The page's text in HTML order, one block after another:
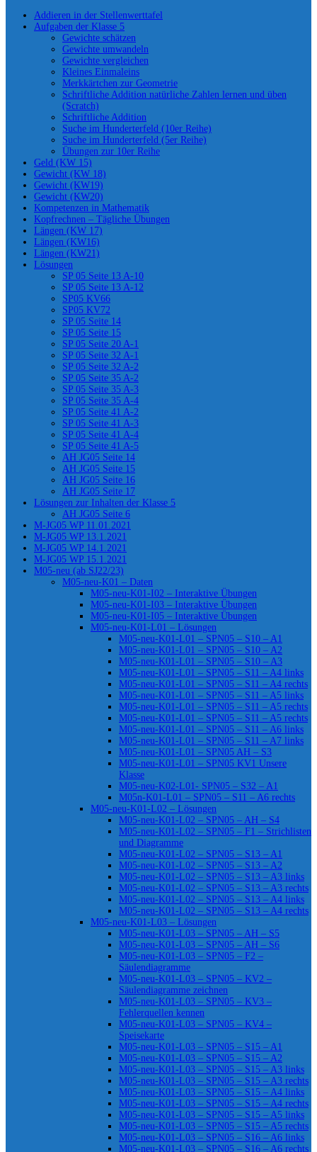
Addieren in der Stellenwerttafel
Aufgaben der Klasse 5
Gewichte schätzen
Gewichte umwandeln
Gewichte vergleichen
Kleines Einmaleins
Merkkärtchen zur Geometrie
Schriftliche Addition natürliche Zahlen lernen und üben
(Scratch)
Schriftliche Addition
Suche im Hunderterfeld (10er Reihe)
Suche im Hunderterfeld (5er Reihe)
Übungen zur 10er Reihe
Geld (KW 15)
Gewicht (KW 18)
Gewicht (KW19)
Gewicht (KW20)
Kompetenzen in Mathematik
Kopfrechnen – Tägliche Übungen
Längen (KW 17)
Längen (KW16)
Längen (KW21)
Lösungen
SP 05 Seite 13 A-10
SP 05 Seite 13 A-12
SP05 KV66
SP05 KV72
SP 05 Seite 14
SP 05 Seite 15
SP 05 Seite 20 A-1
SP 05 Seite 32 A-1
SP 05 Seite 32 A-2
SP 05 Seite 35 A-2
SP 05 Seite 35 A-3
SP 05 Seite 35 A-4
SP 05 Seite 41 A-2
SP 05 Seite 41 A-3
SP 05 Seite 41 A-4
SP 05 Seite 41 A-5
AH JG05 Seite 14
AH JG05 Seite 15
AH JG05 Seite 16
AH JG05 Seite 17
Lösungen zur Inhalten der Klasse 5
AH JG05 Seite 6
M-JG05 WP 11.01.2021
M-JG05 WP 13.1.2021
M-JG05 WP 14.1.2021
M-JG05 WP 15.1.2021
M05-neu (ab SJ22/23)
M05-neu-K01 – Daten
M05-neu-K01-I02 – Interaktive Übungen
M05-neu-K01-I03 – Interaktive Übungen
M05-neu-K01-I05 – Interaktive Übungen
M05-neu-K01-L01 – Lösungen
M05-neu-K01-L01 – SPN05 – S10 – A1
M05-neu-K01-L01 – SPN05 – S10 – A2
M05-neu-K01-L01 – SPN05 – S10 – A3
M05-neu-K01-L01 – SPN05 – S11 – A4 links
M05-neu-K01-L01 – SPN05 – S11 – A4 rechts
M05-neu-K01-L01 – SPN05 – S11 – A5 links
M05-neu-K01-L01 – SPN05 – S11 – A5 rechts
M05-neu-K01-L01 – SPN05 – S11 – A5 rechts
M05-neu-K01-L01 – SPN05 – S11 – A6 links
M05-neu-K01-L01 – SPN05 – S11 – A7 links
M05-neu-K01-L01 – SPN05 AH – S3
M05-neu-K01-L01 – SPN05 KV1 Unsere
Klasse
M05-neu-K02-L01- SPN05 – S32 – A1
M05n-K01-L01 – SPN05 – S11 – A6 rechts
M05-neu-K01-L02 – Lösungen
M05-neu-K01-L02 – SPN05 – AH – S4
M05-neu-K01-L02 – SPN05 – F1 – Strichlisten
und Diagramme
M05-neu-K01-L02 – SPN05 – S13 – A1
M05-neu-K01-L02 – SPN05 – S13 – A2
M05-neu-K01-L02 – SPN05 – S13 – A3 links
M05-neu-K01-L02 – SPN05 – S13 – A3 rechts
M05-neu-K01-L02 – SPN05 – S13 – A4 links
M05-neu-K01-L02 – SPN05 – S13 – A4 rechts
M05-neu-K01-L03 – Lösungen
M05-neu-K01-L03 – SPN05 – AH – S5
M05-neu-K01-L03 – SPN05 – AH – S6
M05-neu-K01-L03 – SPN05 – F2 –
Säulendiagramme
M05-neu-K01-L03 – SPN05 – KV2 –
Säulendiagramme zeichnen
M05-neu-K01-L03 – SPN05 – KV3 –
Fehlerquellen kennen
M05-neu-K01-L03 – SPN05 – KV4 –
Speisekarte
M05-neu-K01-L03 – SPN05 – S15 – A1
M05-neu-K01-L03 – SPN05 – S15 – A2
M05-neu-K01-L03 – SPN05 – S15 – A3 links
M05-neu-K01-L03 – SPN05 – S15 – A3 rechts
M05-neu-K01-L03 – SPN05 – S15 – A4 links
M05-neu-K01-L03 – SPN05 – S15 – A4 rechts
M05-neu-K01-L03 – SPN05 – S15 – A5 links
M05-neu-K01-L03 – SPN05 – S15 – A5 rechts
M05-neu-K01-L03 – SPN05 – S16 – A6 links
M05-neu-K01-L03 – SPN05 – S16 – A6 rechts